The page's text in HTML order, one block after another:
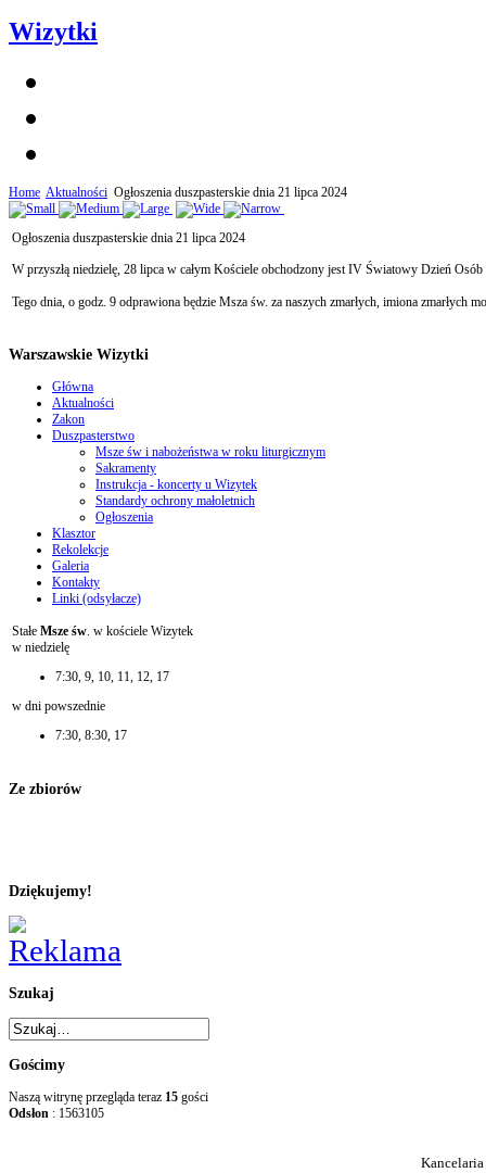
Wizytki
Home Aktualności Ogłoszenia duszpasterskie dnia 21 lipca 2024
Ogłoszenia duszpasterskie dnia 21 lipca 2024
W przyszłą niedzielę, 28 lipca w całym Kościele obchodzony jest IV Światowy Dzień Osób
Tego dnia, o godz. 9 odprawiona będzie Msza św. za naszych zmarłych, imiona zmarłych
Warszawskie Wizytki
Główna
Aktualności
Zakon
Duszpasterstwo
Msze św i nabożeństwa w roku liturgicznym
Sakramenty
Instrukcja - koncerty u Wizytek
Standardy ochrony małoletnich
Ogłoszenia
Klasztor
Rekolekcje
Galeria
Kontakty
Linki (odsyłacze)
Stałe Msze św. w kościele Wizytek
w niedzielę
7:30, 9, 10, 11, 12, 17
w dni powszednie
7:30, 8:30, 17
Ze zbiorów
Dziękujemy!
Szukaj
Gościmy
Naszą witrynę przegląda teraz 15 gości
Odsłon : 1563105